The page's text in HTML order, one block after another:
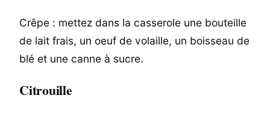
Crêpe : mettez dans la casserole une bouteille
de lait frais, un oeuf de volaille, un boisseau de
blé et une canne à sucre.
Citrouille